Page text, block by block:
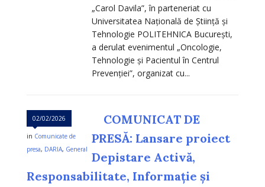
„Carol Davila”, în parteneriat cu
Universitatea Națională de Știință și
Tehnologie POLITEHNICA București,
a derulat evenimentul „Oncologie,
Tehnologie și Pacientul în Centrul
Prevenției”, organizat cu...
02/02/2026
in Comunicate de
presa, DARIA, General
COMUNICAT DE
PRESĂ: Lansare proiect
Depistare Activă,
Responsabilitate, Informație și